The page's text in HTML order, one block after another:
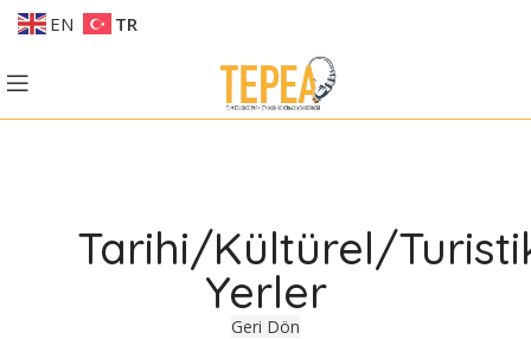
EN TR
Tarihi/Kültürel/
Yerler
Geri Dön